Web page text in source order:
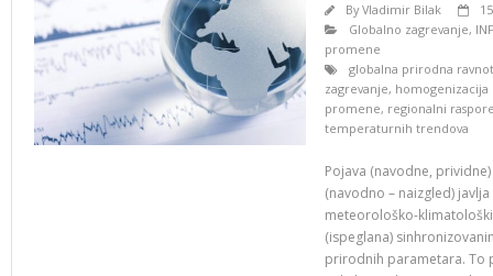
ByVladimir Bilak
Globalno zagrevanje,
promene
globalna prirodna
zagrevanje,
promene, regionalni
temperaturnih trendova
Pojava (navodne,
(navodno – naizgled)
meteorološko-
(ispeglana)
prirodnih parametara. To